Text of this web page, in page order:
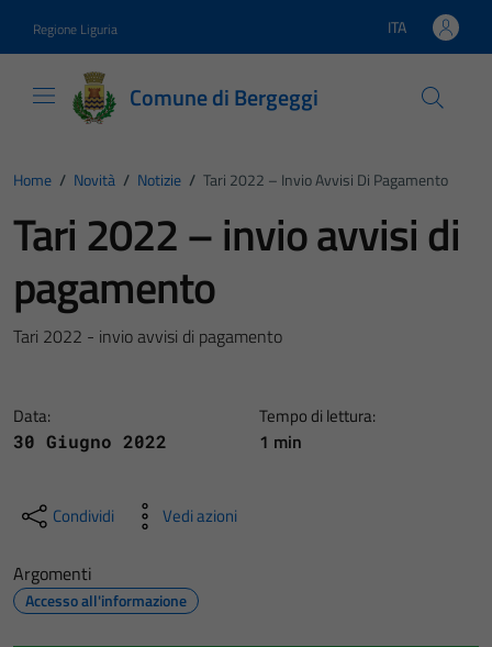
Regione Liguria Lingua attiva:
ITA
Comune di Bergeggi
Home / Novità / Notizie / Tari 2022 – Invio Avvisi Di Pagamento
Tari 2022 – invio avvisi di
pagamento
Tari 2022 - invio avvisi di pagamento
Data:
30 Giugno 2022
Tempo di lettura:
1 min
Condividi Vedi azioni
Argomenti
Accesso all'informazione